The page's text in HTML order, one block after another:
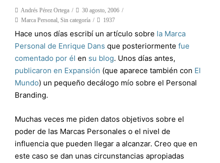
Andrés Pérez Ortega
30 agosto, 2006
Marca Personal, Sin categoría 1937
Hace unos días escribí un artículo sobre la Marca
Personal de Enrique Dans que posteriormente fue
comentado por él en su blog. Unos días antes,
publicaron en Expansión (que aparece también con El
Mundo) un pequeño decálogo mío sobre el Personal
Branding.
Muchas veces me piden datos objetivos sobre el
poder de las Marcas Personales o el nivel de
influencia que pueden llegar a alcanzar. Creo que en
este caso se dan unas circunstancias apropiadas